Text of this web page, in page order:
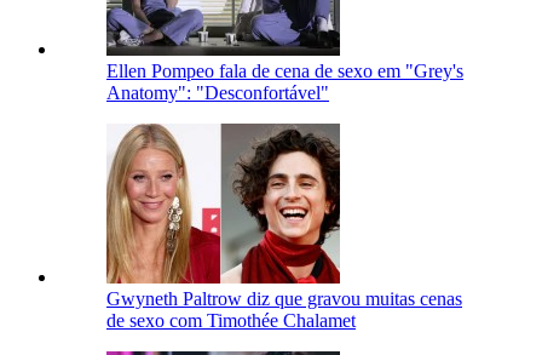
Ellen Pompeo fala de cena de sexo em "Grey's
Anatomy": "Desconfortável"
Gwyneth Paltrow diz que gravou muitas cenas
de sexo com Timothée Chalamet